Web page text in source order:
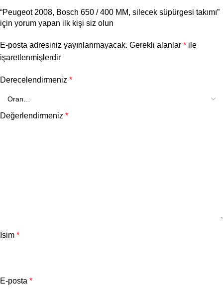
“Peugeot 2008, Bosch 650 / 400 MM, silecek süpürgesi takımı”
için yorum yapan ilk kişi siz olun
E-posta adresiniz yayınlanmayacak. Gerekli alanlar * ile
işaretlenmişlerdir
Derecelendirmeniz *
Değerlendirmeniz *
İsim *
E-posta *